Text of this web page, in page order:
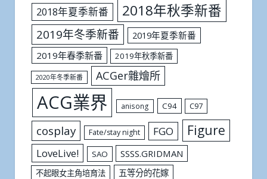
2018年夏季新番 2018年秋季新番
2019年冬季新番
2019年夏季新番
2019年春季新番
2019年秋季新番
2020年冬季新番 ACGer雜燴所
ACG業界 anisong C94 C97
cosplay Fate/stay night FGO Figure
LoveLive! SAO SSSS.GRIDMAN
不起眼女主角培育法 五等分的花嫁